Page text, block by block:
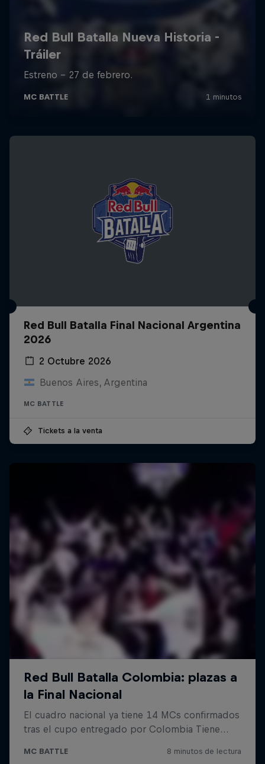
Red Bull Batalla Final Nacional Argentina
2026
2 Octubre 2026
Buenos Aires, Argentina
MC BATTLE
Tickets a la venta